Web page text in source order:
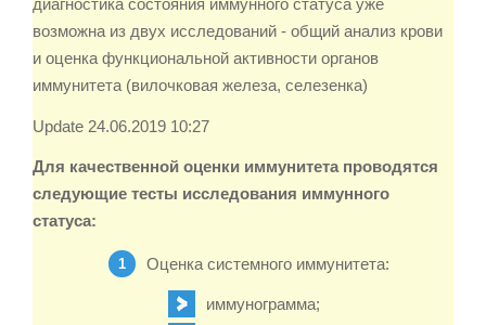
диагностика состояния иммунного статуса уже
возможна из двух исследований - общий анализ крови
и оценка функциональной активности органов
иммунитета (вилочковая железа, селезенка)
Update 24.06.2019 10:27
Для качественной оценки иммунитета проводятся
следующие тесты исследования иммунного
статуса:
Оценка системного иммунитета:
иммунограмма;